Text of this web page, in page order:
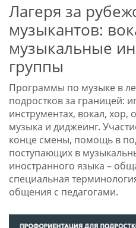
Лагеря за
музыкантов:
музыкальные
группы
Программы по музыке в
подростков за границей:
инструментах, вокал, хор,
музыка и диджеинг.
конце смены, помощь в
поступающих в
иностранного языка –
специальная
общения с педагогами.